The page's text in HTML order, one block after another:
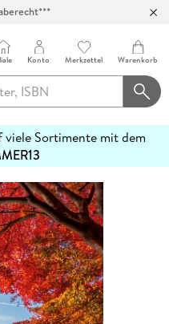
Konto Merkzettel Warenkorb
Sortimente mit dem